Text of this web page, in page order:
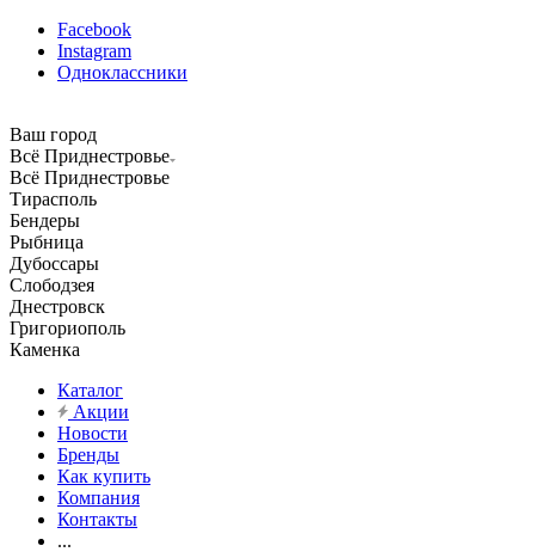
Facebook
Instagram
Одноклассники
Ваш город
Всё Приднестровье
Всё Приднестровье
Тирасполь
Бендеры
Рыбница
Дубоссары
Слободзея
Днестровск
Григориополь
Каменка
Каталог
Акции
Новости
Бренды
Как купить
Компания
Контакты
...